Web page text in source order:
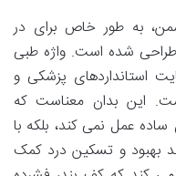
به طور خاص برای در
طراحی شده است. واژه طبی
استانداردهای پزشکی و
این بدان معناست که
عمل نمی کند، بلکه با
بهبود و تسکین درد کمک